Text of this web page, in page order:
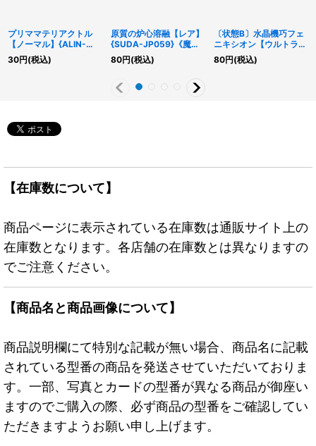
プリママテリアクトル
【ノーマル】{ALIN-
JP021}《モンスター》
30円(税込)
原質の炉心溶融【レア】
{SUDA-JP059}《魔
法》
80円(税込)
〔状態B〕水晶機巧フェ
ニキシオン【ウルトラ】
{INOV-JP046}《シンク
ロ》
80円(税込)
【在庫数について】
商品ページに表示されている在庫数は通販サイト上の
在庫数となります。各店舗の在庫数とは異なりますの
でご注意ください。
【商品名と商品画像について】
商品説明欄にて特別な記載が無い場合、商品名に記載
されている型番の商品を発送させていただいておりま
す。一部、写真とカードの型番が異なる商品が御座い
ますのでご購入の際、必ず商品の型番をご確認してい
ただきますようお願い申し上げます。